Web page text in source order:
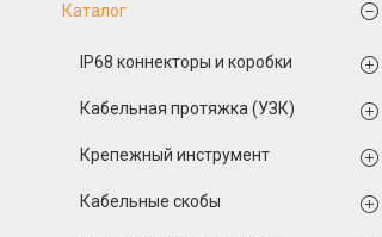
Каталог
IP68 коннекторы и коробки
Кабельная протяжка (УЗК)
Крепежный инструмент
Кабельные скобы